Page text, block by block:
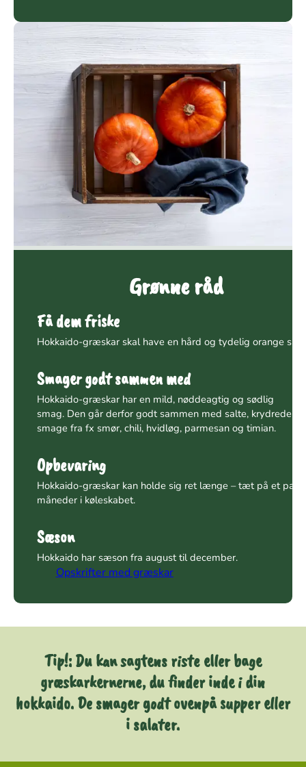
Grønne råd
Få dem friske
Hokkaido-græskar skal have en hård og tydelig orange skal.
Smager godt sammen med
Hokkaido-græskar har en mild, nøddeagtig og sødlig
smag. Den går derfor godt sammen med salte, krydrede
smage fra fx smør, chili, hvidløg, parmesan og timian.
Opbevaring
Hokkaido-græskar kan holde sig ret længe – tæt på et par
måneder i køleskabet.
Sæson
Hokkaido har sæson fra august til december.
Opskrifter med græskar
Tip!: Du kan sagtens riste eller bage
græskarkernerne, du finder inde i din
hokkaido. De smager godt ovenpå supper eller
i salater.